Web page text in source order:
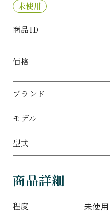
未使用
商品ID
価格
ブランド
モデル
型式
商品詳細
程度 未使用